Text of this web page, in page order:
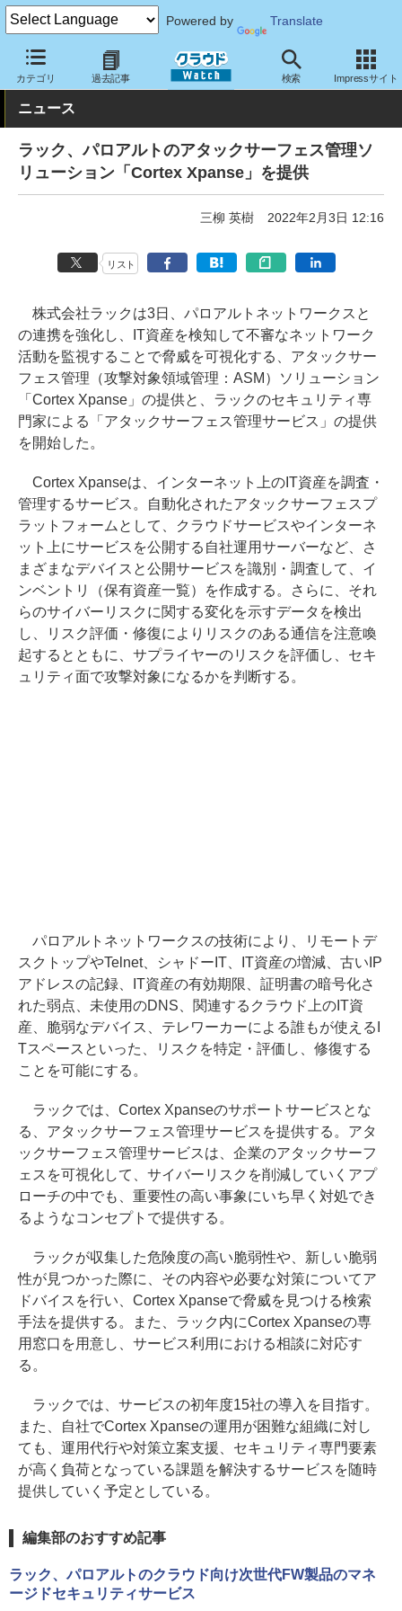
Powered by Translate
カテゴリ 過去記事 検索 Impressサイト
クラウド Watch セキュリティ セキュリティサービス
ニュース
ラック、パロアルトのアタックサーフェス管理ソ
リューション「Cortex Xpanse」を提供
三柳 英樹 2022年2月3日 12:16
リスト
株式会社ラックは3日、パロアルトネットワークスと
の連携を強化し、IT資産を検知して不審なネットワーク
活動を監視することで脅威を可視化する、アタックサー
フェス管理（攻撃対象領域管理：ASM）ソリューション
「Cortex Xpanse」の提供と、ラックのセキュリティ専
門家による「アタックサーフェス管理サービス」の提供
を開始した。
Cortex Xpanseは、インターネット上のIT資産を調査・
管理するサービス。自動化されたアタックサーフェスプ
ラットフォームとして、クラウドサービスやインターネ
ット上にサービスを公開する自社運用サーバーなど、さ
まざまなデバイスと公開サービスを識別・調査して、イ
ンベントリ（保有資産一覧）を作成する。さらに、それ
らのサイバーリスクに関する変化を示すデータを検出
し、リスク評価・修復によりリスクのある通信を注意喚
起するとともに、サプライヤーのリスクを評価し、セキ
ュリティ面で攻撃対象になるかを判断する。
パロアルトネットワークスの技術により、リモートデ
スクトップやTelnet、シャドーIT、IT資産の増減、古いIP
アドレスの記録、IT資産の有効期限、証明書の暗号化さ
れた弱点、未使用のDNS、関連するクラウド上のIT資
産、脆弱なデバイス、テレワーカーによる誰もが使えるI
Tスペースといった、リスクを特定・評価し、修復する
ことを可能にする。
ラックでは、Cortex Xpanseのサポートサービスとな
る、アタックサーフェス管理サービスを提供する。アタ
ックサーフェス管理サービスは、企業のアタックサーフ
ェスを可視化して、サイバーリスクを削減していくアプ
ローチの中でも、重要性の高い事象にいち早く対処でき
るようなコンセプトで提供する。
ラックが収集した危険度の高い脆弱性や、新しい脆弱
性が見つかった際に、その内容や必要な対策についてア
ドバイスを行い、Cortex Xpanseで脅威を見つける検索
手法を提供する。また、ラック内にCortex Xpanseの専
用窓口を用意し、サービス利用における相談に対応す
る。
ラックでは、サービスの初年度15社の導入を目指す。
また、自社でCortex Xpanseの運用が困難な組織に対し
ても、運用代行や対策立案支援、セキュリティ専門要素
が高く負荷となっている課題を解決するサービスを随時
提供していく予定としている。
編集部のおすすめ記事
ラック、パロアルトのクラウド向け次世代FW製品のマネ
ージドセキュリティサービス